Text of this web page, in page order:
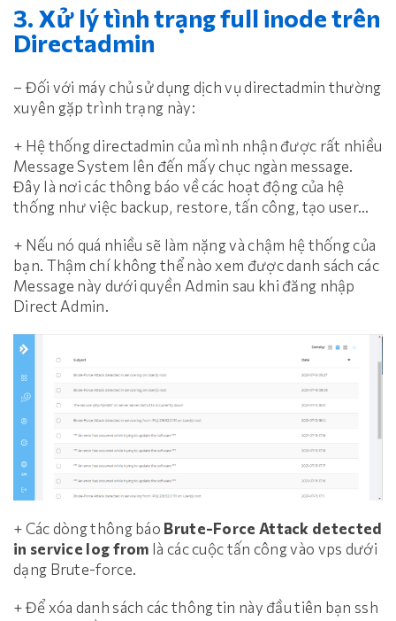
3. Xử lý tình trạng full inode trên
Directadmin
– Đối với máy chủ sử dụng dịch vụ directadmin thường
xuyên gặp trình trạng này:
+ Hệ thống directadmin của mình nhận được rất nhiều
Message System lên đến mấy chục ngàn message.
Đây là nơi các thông báo về các hoạt động của hệ
thống như việc backup, restore, tấn công, tạo user…
+ Nếu nó quá nhiều sẽ làm nặng và chậm hệ thống của
bạn. Thậm chí không thể nào xem được danh sách các
Message này dưới quyền Admin sau khi đăng nhập
Direct Admin.
+ Các dòng thông báo Brute-Force Attack detected
in service log from là các cuộc tấn công vào vps dưới
dạng Brute-force.
+ Để xóa danh sách các thông tin này đầu tiên bạn ssh